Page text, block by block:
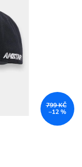
799 KČ
–12 %